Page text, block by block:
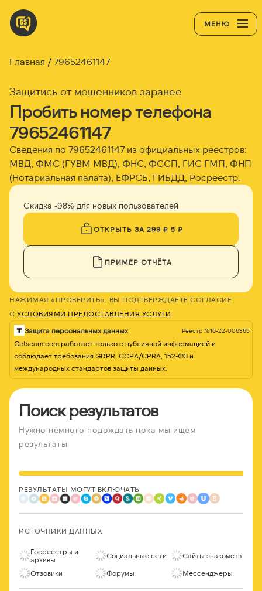
МЕНЮ
Главная 79652461147
Защитись от мошенников заранее
Пробить номер телефона
79652461147
Сведения по 79652461147 из официальных реестров:
МВД, ФМС (ГУВМ МВД), ФНС, ФССП, ГИС ГМП, ФНП
(Нотариальная палата), ЕФРСБ, ГИБДД, Росреестр.
Скидка -98% для новых пользователей
ОТКРЫТЬ ЗА299 ₽5 ₽
ПРИМЕР ОТЧЁТА
НАЖИМАЯ «ПРОВЕРИТЬ», ВЫ ПОДТВЕРЖДАЕТЕ СОГЛАСИЕ
С УСЛОВИЯМИ ПРЕДОСТАВЛЕНИЯ УСЛУГИ
Защита персональных данных Реестр №16-22-006365
Getscam.com работает только с публичной информацией и
соблюдает требования GDPR, CCPA/CPRA, 152-ФЗ и
международных стандартов защиты данных.
Поиск результатов
Нужно немного подождать пока мы ищем
результаты
РЕЗУЛЬТАТЫ МОГУТ ВКЛЮЧАТЬ
ИСТОЧНИКИ ДАННЫХ
Госреестры и
архивы
Социальные сети Сайты знакомств
Отзовики Форумы Мессенджеры